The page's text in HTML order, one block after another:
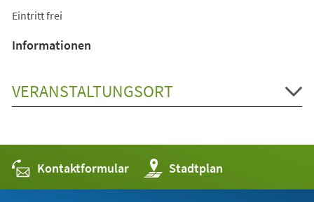
Eintritt frei
Informationen
VERANSTALTUNGSORT
Kontaktformular Stadtplan
(Öffnet
in
einem